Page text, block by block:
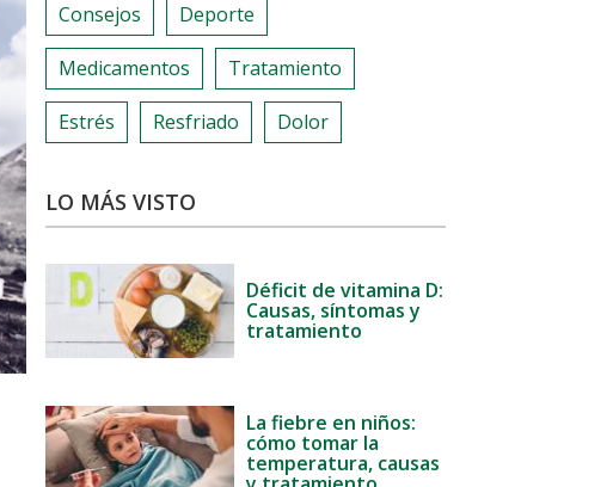
Consejos Deporte
Medicamentos Tratamiento
Estrés Resfriado Dolor
LO MÁS VISTO
Déficit de vitamina D:
Causas, síntomas y
tratamiento
La fiebre en niños:
cómo tomar la
temperatura, causas